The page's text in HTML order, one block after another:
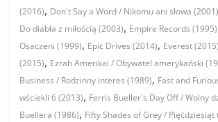
(2016), Don't Say a Word / Nikomu ani słowa (2001)
Do diabła z miłością (2003), Empire Records (1995)
Osaczeni (1999), Epic Drives (2014), Everest (2015)
(2015), Ezrah Amerikai / Obywatel amerykański
Business / Rodzinny interes (1989), Fast and
wściekli 6 (2013), Ferris Bueller's Day Off / Wolny
Buellera (1986), Fifty Shades of Grey / Pięćdziesiąt